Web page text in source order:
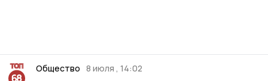
Общество 8 июля , 14:02